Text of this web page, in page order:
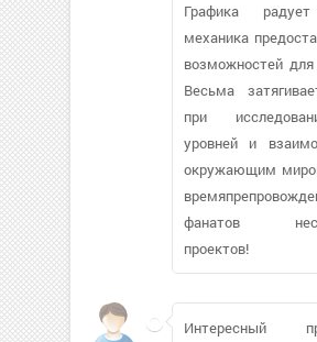
Графика
механика
возможностей для
Весьма
при
уровней и
окружающим
фанатов
проектов!
Интересный